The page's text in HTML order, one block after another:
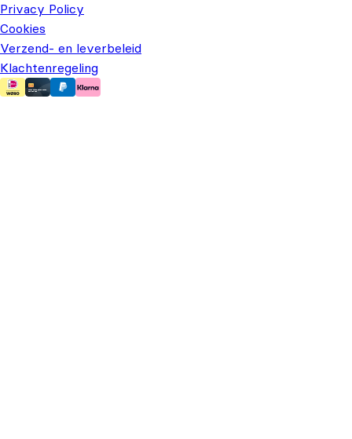
Privacy Policy
Cookies
Verzend- en leverbeleid
Klachtenregeling